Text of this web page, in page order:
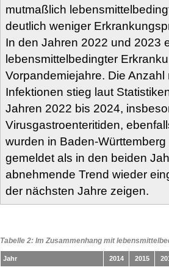
mutmaßlich
deutlich weniger
In den Jahren 2022 und 2023
lebensmittelbedingter
Vorpandemiejahre. Die
Infektionen stieg laut
Jahren 2022 bis 2024,
Virusgastroenteritiden,
wurden in Baden-
gemeldet als in den beiden
abnehmende Trend wieder
der nächsten Jahre zeigen.
Tabelle 2: Im Zusammenhang mit
Jahr 2014 2015